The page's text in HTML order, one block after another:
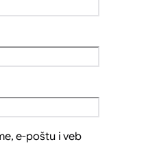
e-poštu i veb